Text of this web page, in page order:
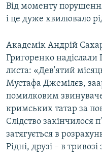
Від моменту
і це дуже хвилювало
Академік Андрій
Григоренко надіслали
листа: «Дев'ятий
Мустафа Джемілєв,
помилковим
кримських татар за
Слідство закінчилося
затягується в
Рідні, друзі – в